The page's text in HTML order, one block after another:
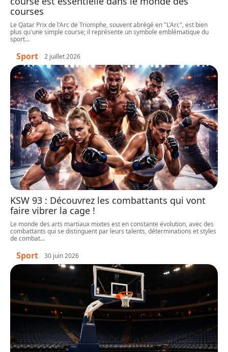
courses
Le Qatar Prix de l'Arc de Triomphe, souvent abrégé en "L'Arc", est bien
plus qu'une simple course; il représente un symbole emblématique du
sport…
Sport 2 juillet 2026
KSW 93 : Découvrez les combattants qui vont
faire vibrer la cage !
Le monde des arts martiaux mixtes est en constante évolution, avec des
combattants qui se distinguent par leurs talents, déterminations et styles
de combat…
Sport 30 juin 2026